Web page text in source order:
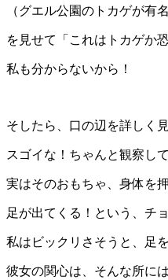
（グエル公園のトカゲが有
を見せて「これはトカゲか
私も分からないから！
そしたら、口の辺を詳しく
スゴイな！ちゃんと観察し
実はそのおもちゃ、身体を
足が出てくる！という、チ
私はビックリさそうと、足
彼女の関心は、そんな所に